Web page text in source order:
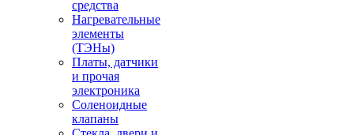
средства
Нагревательные
элементы
(ТЭНы)
Платы, датчики
и прочая
электроника
Соленоидные
клапаны